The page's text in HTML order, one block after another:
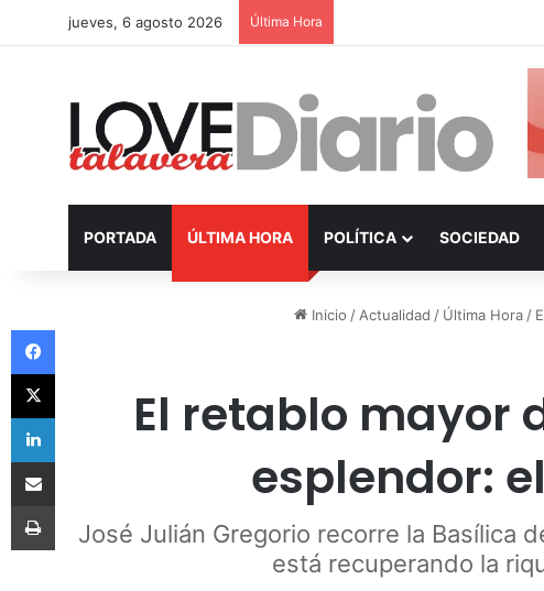
jueves, 6 agosto 2026 Última Hora
PORTADA ÚLTIMA HORA POLÍTICA SOCIEDAD
Inicio / Actualidad / Última Hora /
El retablo mayor
esplendor:
José Julián Gregorio recorre la Basílica
está recuperando la